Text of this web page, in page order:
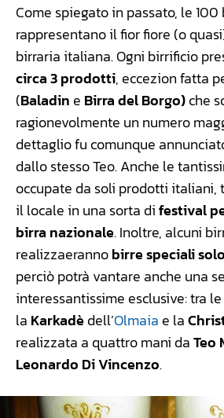
Come spiegato in passato, le
rappresentano il fior fiore (o
birraria italiana. Ogni birrificio
circa 3 prodotti, eccezion fatta
(Baladin e Birra del Borgo)che
ragionevolmente un numero
dettaglio fu comunque
dallo stesso Teo. Anche le
occupate da soli prodotti italiani,
il locale in una sorta difestival
birra nazionale. Inoltre, alcuni
realizzaerannobirre speciali
perciò potrà vantare anche una
interessantissime esclusive: tra
la Karkadèdell’Olmaia e la
realizzata a quattro mani daTeo
Leonardo Di Vincenzo.